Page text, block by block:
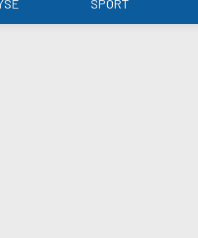
SPORT